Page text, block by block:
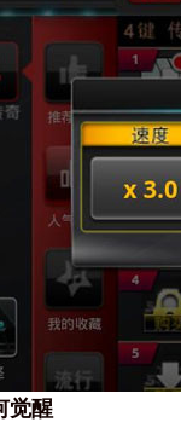
觉醒